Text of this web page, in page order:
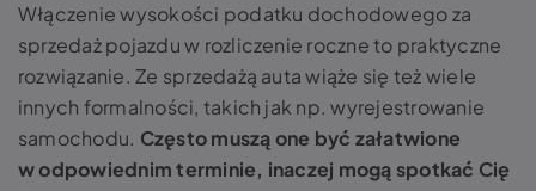
Włączenie wysokości podatku dochodowego za
sprzedaż pojazdu w rozliczenie roczne to praktyczne
rozwiązanie. Ze sprzedażą auta wiąże się też wiele
innych formalności, takich jak np. wyrejestrowanie
samochodu. Często muszą one być załatwione
w odpowiednim terminie, inaczej mogą spotkać Cię